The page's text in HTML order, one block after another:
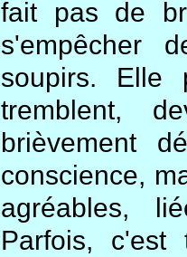
fait pas de
s'empêcher
soupirs. Elle
tremblent,
brièvement
conscience,
agréables,
Parfois,